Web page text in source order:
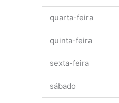
quarta-feira
quinta-feira
sexta-feira
sábado